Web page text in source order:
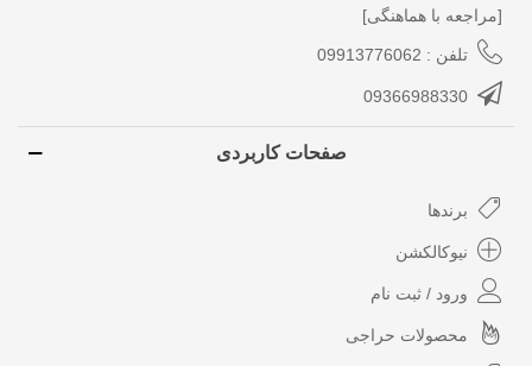
[مراجعه با هماهنگی]
تلفن : 09913776062
09366988330
صفحات کاربردی
برندها
نیوکالکشن
ورود / ثبت نام
محصولات حراجی